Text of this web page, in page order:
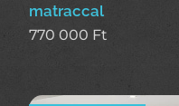
matraccal
770 000 Ft